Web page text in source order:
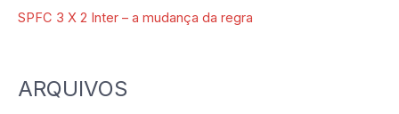
SPFC 3 X 2 Inter – a mudança da regra
ARQUIVOS